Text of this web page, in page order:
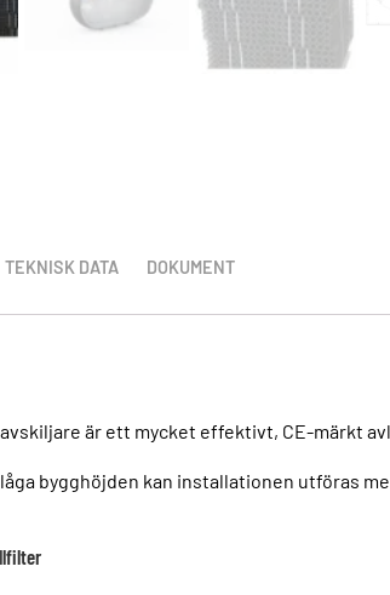
TEKNISK DATA DOKUMENT
är ett mycket effektivt, CE-märkt
bygghöjden kan installationen utföras